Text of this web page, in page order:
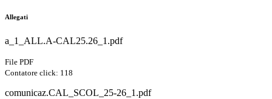
Allegati
a_1_ALL.A-CAL25.26_1.pdf
File PDF
Contatore click: 118
comunicaz.CAL_SCOL_25-26_1.pdf